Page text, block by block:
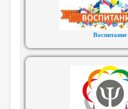
Воспитание